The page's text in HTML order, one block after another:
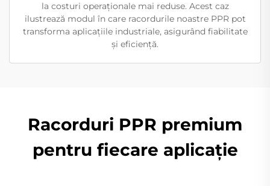
la costuri operaționale mai reduse. Acest caz
ilustrează modul în care racordurile noastre PPR pot
transforma aplicațiile industriale, asigurând fiabilitate
și eficiență.
Racorduri PPR premium
pentru fiecare aplicație